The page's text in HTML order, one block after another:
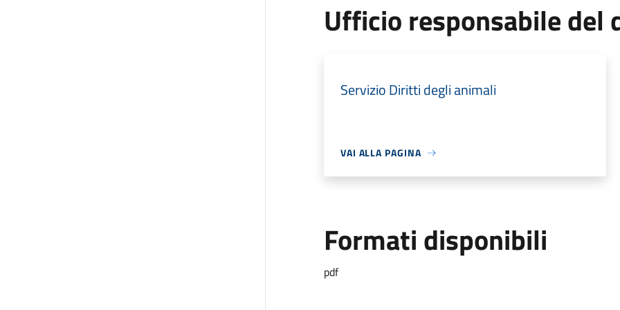
Ufficio responsabile del
Servizio Diritti degli animali
VAI ALLA PAGINA
Formati disponibili
pdf